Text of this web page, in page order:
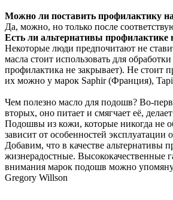
Можно ли поставить профилактику на
Да, можно, но только после
Есть ли альтернативы профилактике
Некоторые люди предпочитают не
масла стоит использовать для
профилактика не закрывает). Не стоит
их можно у марок Saphir (Франция),
Чем полезно масло для подошв? Во-
вторых, оно питает и смягчает её,
Подошвы из кожи, которые никогда не
зависит от особенностей
Добавим, что в качестве альтернативы
жизнерадостные. Высококачественные
внимания марок подошв можно
Gregory Willson